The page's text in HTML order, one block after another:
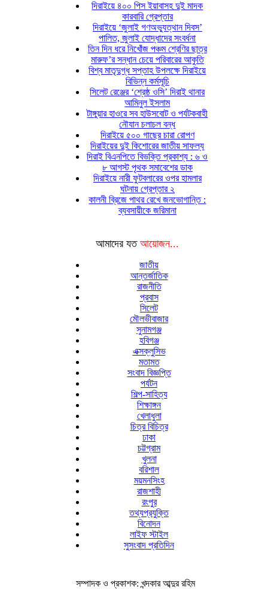
দিরাইয়ে ৪০০ পিস ইয়াবাসহ দুই মাদক
কারবারি গ্রেপ্তার
দিরাইয়ে ‘জুলাই গণঅভ্যুত্থান দিবস’
পালিত, জুলাই যোদ্ধাদের সংবর্ধনা
তিন দিন ধরে নিখোঁজ পঞ্চম শ্রেণির ছাত্র
মারুফ’র সন্ধান চেয়ে পরিবারের আকুতি
বিশ্ব মাতৃদুগ্ধ সপ্তাহ উপলক্ষে দিরাইয়ে
বিভিন্ন কর্মসূচি
সিলেট রেঞ্জের ‘শ্রেষ্ঠ ওসি’ দিরাই থানার
আমিনুল ইসলাম
টাঙ্গুয়ার হাওরে সব হাউসবোট ও পর্যটকবাহী
নৌযান চলাচল বন্ধ
দিরাইয়ে ৫০০ গাছের চারা রোপণ
দিরাইয়ের দুই কিশোরের জাতীয় সাফল্য
দিরাই বিএনপিতে বিভক্তি প্রকাশ্য : ৬ ও
৮ আগস্ট পৃথক সমাবেশের ডাক
দিরাইয়ে নারী ফুটবলারের ওপর হামলার
ঘটনায় গ্রেপ্তার ২
কালনী ব্রিজে পাথর রেখে জনভোগান্তি :
ব্যবসায়ীকে জরিমানা
আমাদের যত আয়োজন...
জাতীয়
আন্তর্জাতিক
রাজনীতি
প্রবাস
সিলেট
মৌলভীবাজার
সুনামগঞ্জ
হবিগঞ্জ
এক্সক্লুসিভ
মতামত
সংবাদ বিজ্ঞপ্তি
পর্যটন
শিল্প-সাহিত্য
শিক্ষাঙ্গন
খেলাধুলা
চিত্র বিচিত্র
ঢাকা
চট্টগ্রাম
খুলনা
বরিশাল
ময়মনসিংহ
রাজশাহী
রংপুর
তথ্যপ্রযুক্তি
বিনোদন
লাইফ স্টাইল
সুসংবাদ প্রতিদিন
সম্পাদক ও প্রকাশক: খন্দকার আব্দুর রহিম